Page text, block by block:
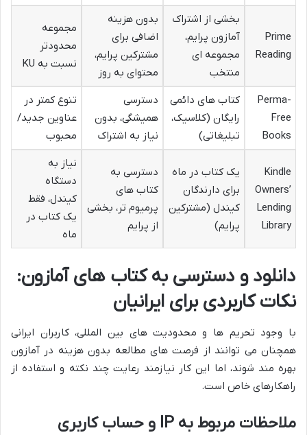
Prime
Reading
بخشی از اشتراک
آمازون پرایم،
مجموعه ای
منتخب
بدون هزینه
اضافی برای
مشترکین پرایم،
محتوای به روز
مجموعه
محدودتر
نسبت به KU
Perma-
Free
Books
کتاب های دائمی
رایگان (کلاسیک،
تبلیغاتی)
دسترسی
همیشگی، بدون
نیاز به اشتراک
تنوع کمتر در
عناوین جدید/
محبوب
Kindle
Owners’
Lending
Library
یک کتاب در ماه
برای دارندگان
کیندل (مشترکین
پرایم)
دسترسی به
کتاب های
پرمیوم تر، بخشی
از پرایم
نیاز به
دستگاه
کیندل، فقط
یک کتاب در
ماه
دانلود و دسترسی به کتاب های آمازون:
نکات کاربردی برای ایرانیان
با وجود تحریم ها و محدودیت های بین المللی، کاربران ایرانی
همچنان می توانند از فرصت های مطالعه بدون هزینه در آمازون
بهره مند شوند، اما این کار نیازمند رعایت چند نکته و استفاده از
راهکارهای خاص است.
ملاحظات مربوط به IP و حساب کاربری